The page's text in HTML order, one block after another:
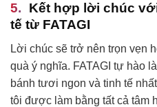
Kết hợp lời chúc
tế từ FATAGI
Lời chúc sẽ trở nên trọn vẹn
quà ý nghĩa. FATAGI tự hào
bánh tươi ngon và tinh tế
tôi được làm bằng tất cả tâm